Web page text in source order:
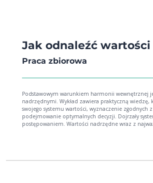
Jak odnaleźć
Praca zbiorowa
Podstawowym warunkiem harmonii wewnętrznej
nadrzędnymi. Wykład zawiera praktyczną
swojego systemu wartości, wyznaczenie zgodnych
podejmowanie optymalnych decyzji. Dojrzały system wartości kieruje naszym
postępowaniem. Wartości nadrzędne wraz z
nabyć umiejętność sterowania własnym